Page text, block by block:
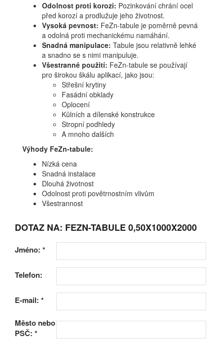
Odolnost proti korozi: Pozinkování chrání ocel
před korozí a prodlužuje jeho životnost.
Vysoká pevnost: FeZn-tabule je poměrně pevná
a odolná proti mechanickému namáhání.
Snadná manipulace: Tabule jsou relativně lehké
a snadno se s nimi manipuluje.
Všestranné použití: FeZn-tabule se používají
pro širokou škálu aplikací, jako jsou:
Střešní krytiny
Fasádní obklady
Oplocení
Kůlních a dílenské konstrukce
Stropní podhledy
A mnoho dalších
Výhody FeZn-tabule:
Nízká cena
Snadná instalace
Dlouhá životnost
Odolnost proti povětrnostním vlivům
Všestrannost
DOTAZ NA: FEZN-TABULE 0,50X1000X2000
Jméno: *
Telefon:
E-mail: *
Město nebo
PSČ: *